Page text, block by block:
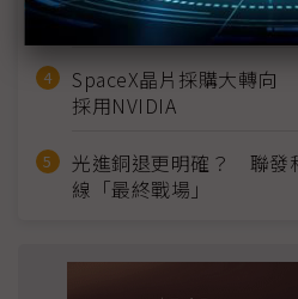
2028準時量產
SpaceX晶片採購大轉向
採用NVIDIA
光進銅退更明確？ 聯發
線「最終戰場」